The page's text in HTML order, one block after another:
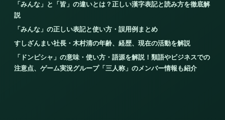
「みんな」と「皆」の違いとは？正しい漢字表記と読み方を徹底解
説
「みんな」の正しい表記と使い方・誤用例まとめ
すしざんまい社長・木村清の年齢、経歴、現在の活動を解説
「ドンピシャ」の意味・使い方・語源を解説！類語やビジネスでの
注意点、ゲーム実況グループ「三人称」のメンバー情報も紹介